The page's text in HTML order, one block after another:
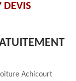
DEVIS
Achicourt